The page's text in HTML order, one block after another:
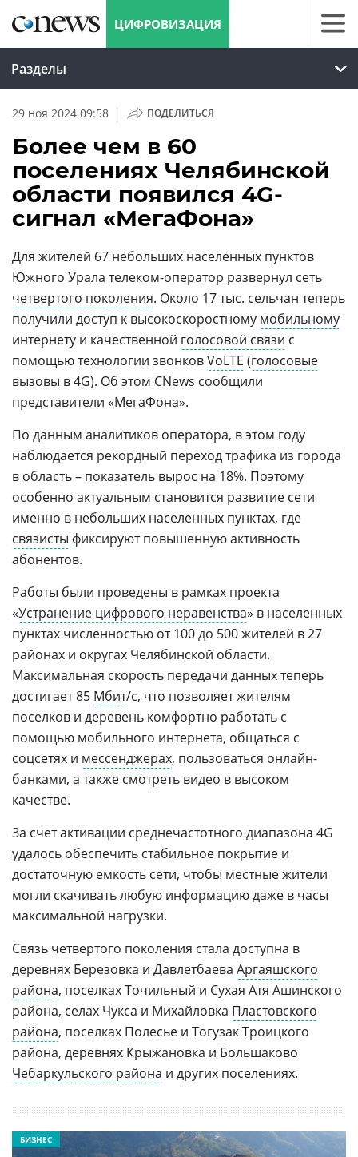
ЦИФРОВИЗАЦИЯ
Разделы
29 ноя 2024 09:58 | ПОДЕЛИТЬСЯ
Более чем в 60
поселениях Челябинской
области появился 4G-
сигнал «МегаФона»
Для жителей 67 небольших населенных пунктов
Южного Урала телеком-оператор развернул сеть
четвертого поколения. Около 17 тыс. сельчан теперь
получили доступ к высокоскоростному мобильному
интернету и качественной голосовой связи с
помощью технологии звонковVoLTE (голосовые
вызовы в 4G). Об этом CNews сообщили
представители «МегаФона».
По данным аналитиков оператора, в этом году
наблюдается рекордный переход трафика из города
в область – показатель вырос на 18%. Поэтому
особенно актуальным становится развитие сети
именно в небольших населенных пунктах, где
связисты фиксируют повышенную активность
абонентов.
Работы были проведены в рамках проекта
«Устранение цифрового неравенства» в населенных
пунктах численностью от 100 до 500 жителей в 27
районах и округах Челябинской области.
Максимальная скорость передачи данных теперь
достигает 85 Мбит/с, что позволяет жителям
поселков и деревень комфортно работать с
помощью мобильного интернета, общаться с
соцсетях и мессенджерах, пользоваться онлайн-
банками, а также смотреть видео в высоком
качестве.
За счет активации среднечастотного диапазона 4G
удалось обеспечить стабильное покрытие и
достаточную емкость сети, чтобы местные жители
могли скачивать любую информацию даже в часы
максимальной нагрузки.
Связь четвертого поколения стала доступна в
деревнях Березовка и Давлетбаева Аргаяшского
района, поселках Точильный и Сухая Атя Ашинского
района, селах Чукса и Михайловка Пластовского
района, поселках Полесье и Тогузак Троицкого
района, деревнях Крыжановка и Большаково
Чебаркульского района и других поселениях.
БИЗНЕС